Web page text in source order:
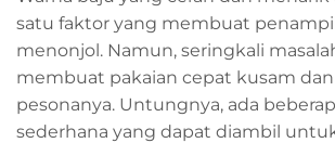
satu faktor yang membuat
menonjol. Namun, seringkali
membuat pakaian cepat kusam
pesonanya. Untungnya, ada
sederhana yang dapat diambil